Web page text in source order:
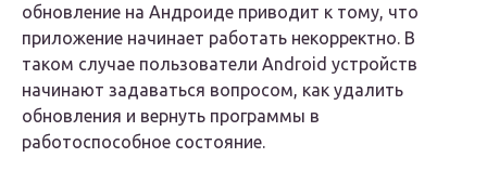
обновление на Андроиде приводит к тому, что
приложение начинает работать некорректно. В
таком случае пользователи Android устройств
начинают задаваться вопросом, как удалить
обновления и вернуть программы в
работоспособное состояние.